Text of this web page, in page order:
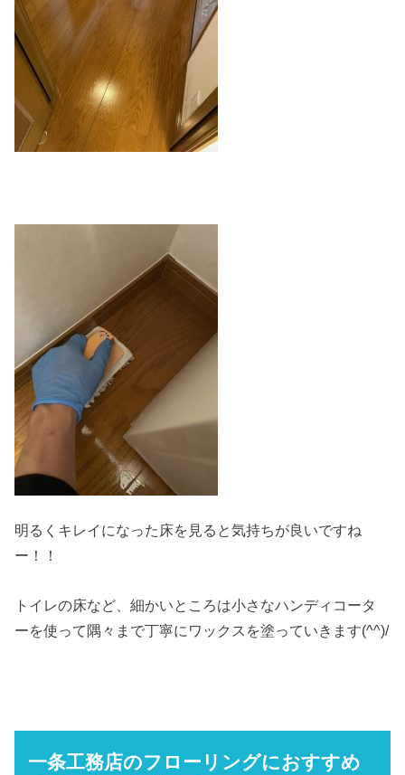
明るくキレイになった床を見ると気持ちが良いですね
ー！！
トイレの床など、細かいところは小さなハンディコータ
ーを使って隅々まで丁寧にワックスを塗っていきます(^^)/
一条工務店のフローリングにおすすめ